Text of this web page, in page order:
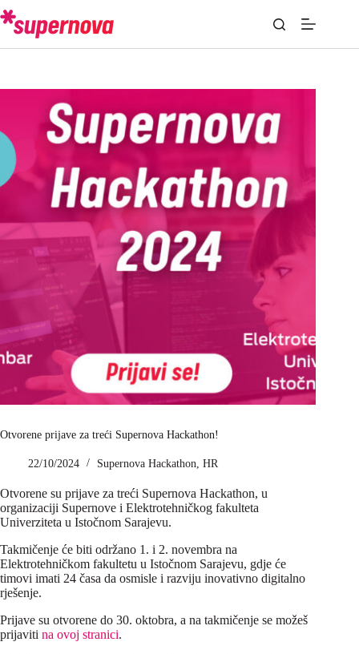
Otvorene prijave za treći Supernova Hackathon!
22/10/2024 Supernova Hackathon, HR
Otvorene su prijave za treći Supernova Hackathon, u
organizaciji Supernove i Elektrotehničkog fakulteta
Univerziteta u Istočnom Sarajevu.
Takmičenje će biti održano 1. i 2. novembra na
Elektrotehničkom fakultetu u Istočnom Sarajevu, gdje će
timovi imati 24 časa da osmisle i razviju inovativno digitalno
rješenje.
Prijave su otvorene do 30. oktobra, a na takmičenje se možeš
prijaviti na ovoj stranici.